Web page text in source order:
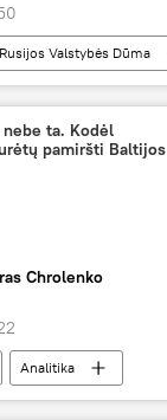
Rusijos Valstybės Dūma
TSRS
Europa
ta. Kodėl
pamiršti Baltijos
Chrolenko
Analitika
Baltijos šalys